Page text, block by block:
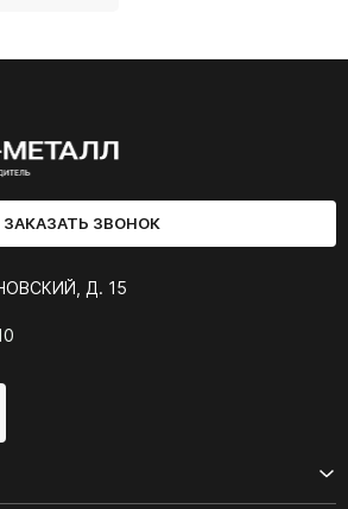
ЗАКАЗАТЬ ЗВОНОК
Д. 15